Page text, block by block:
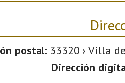
postal: 33320 › Villa
Dirección